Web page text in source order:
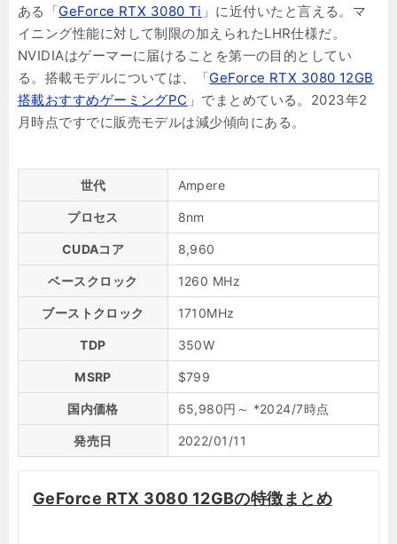
ある「GeForce RTX 3080 Ti 」に近付いたと言える。マ
イニング性能に対して制限の加えられたLHR仕様だ。
NVIDIAはゲーマーに届けることを第一の目的としてい
る。搭載モデルについては、「GeForce RTX 3080 12GB
搭載おすすめゲーミングPC 」でまとめている。2023年2
月時点ですでに販売モデルは減少傾向にある。
世代 Ampere
プロセス 8nm
CUDAコア 8,960
ベースクロック 1260 MHz
ブーストクロック 1710MHz
TDP 350W
MSRP $799
国内価格 65,980円～ *2024/7時点
発売日 2022/01/11
GeForce RTX 3080 12GBの特徴まとめ